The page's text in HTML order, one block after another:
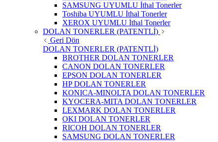
SAMSUNG UYUMLU İthal Tonerler
Toshiba UYUMLU İthal Tonerler
XEROX UYUMLU İthal Tonerler
DOLAN TONERLER (PATENTLİ)
Geri Dön
DOLAN TONERLER (PATENTLİ)
BROTHER DOLAN TONERLER
CANON DOLAN TONERLER
EPSON DOLAN TONERLER
HP DOLAN TONERLER
KONICA-MINOLTA DOLAN TONERLER
KYOCERA-MITA DOLAN TONERLER
LEXMARK DOLAN TONERLER
OKI DOLAN TONERLER
RICOH DOLAN TONERLER
SAMSUNG DOLAN TONERLER